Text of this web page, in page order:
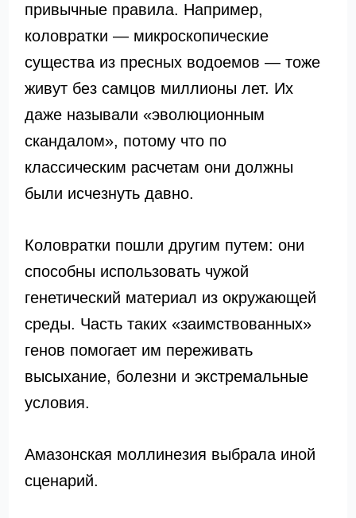
привычные правила. Например,
коловратки — микроскопические
существа из пресных водоемов — тоже
живут без самцов миллионы лет. Их
даже называли «эволюционным
скандалом», потому что по
классическим расчетам они должны
были исчезнуть давно.
Коловратки пошли другим путем: они
способны использовать чужой
генетический материал из окружающей
среды. Часть таких «заимствованных»
генов помогает им переживать
высыхание, болезни и экстремальные
условия.
Амазонская моллинезия выбрала иной
сценарий.